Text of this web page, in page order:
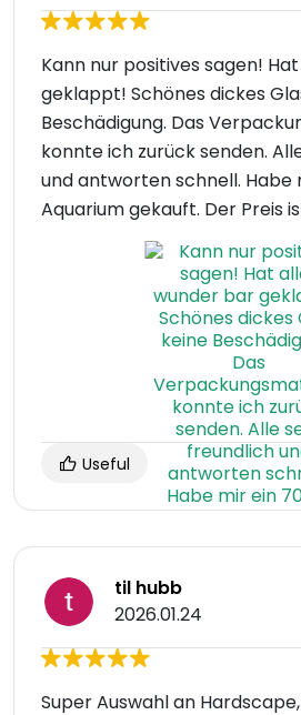
Kann nur positives sagen!
geklappt! Schönes dickes
Beschädigung. Das
konnte ich zurück senden.
und antworten schnell. Habe
Aquarium gekauft. Der Preis
Useful
til hubb
2026.01.24
Super Auswahl an